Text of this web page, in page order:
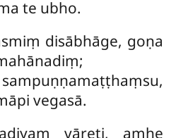
te ubho.
disābhāge, goṇa
vegasā.
vāreti, amhe